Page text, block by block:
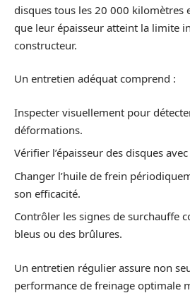
disques tous les 20 000 kilomètres
que leur épaisseur atteint la limite
constructeur.
Un entretien adéquat comprend :
Inspecter visuellement pour
déformations.
Vérifier l’épaisseur des disques
Changer l’huile de frein
son efficacité.
Contrôler les signes de surchauffe
bleus ou des brûlures.
Un entretien régulier assure non
performance de freinage optimale